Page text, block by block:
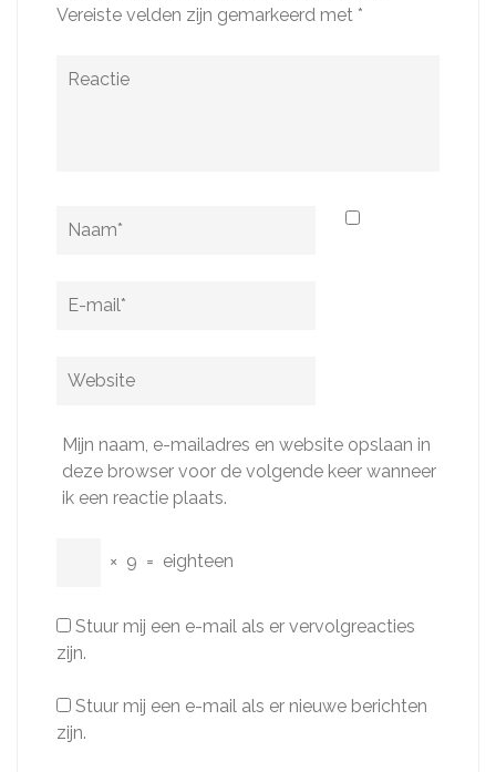
Vereiste velden zijn gemarkeerd met *
Reactie
Naam
E-
Website
Mijn naam, e-mailadres en website opslaan in
deze browser voor de volgende keer wanneer
ik een reactie plaats.
× 9 = eighteen
Stuur mij een e-mail als er vervolgreacties
zijn.
Stuur mij een e-mail als er nieuwe berichten
zijn.